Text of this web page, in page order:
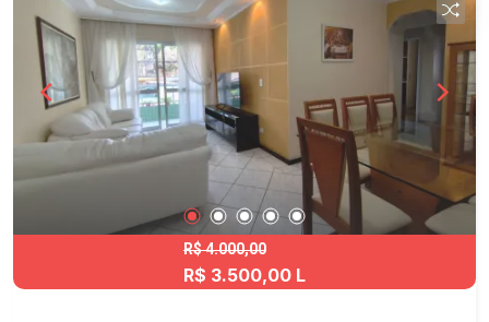
Acesso fácil à Avenida Cassiano Ricardo, ao Anel
Viário e à Rodovia Presidente Dutra,
proporcionando rápida mobilidade para todas as
regiões da cidade. Agende sua visita!!!
imobiliaria geraçãoimóveis aptolocação
aptolocaçãoSJC JardimAquarius aceitapet
elevador
R$ 4.000,00
R$ 3.500,00 L